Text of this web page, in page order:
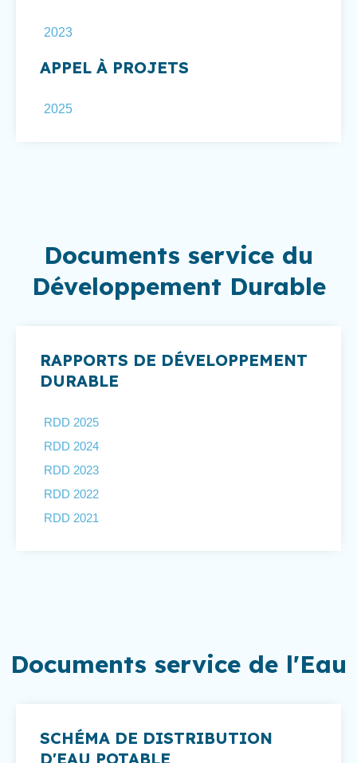
2023
APPEL À PROJETS
2025
Documents service du
Développement Durable
RAPPORTS DE DÉVELOPPEMENT
DURABLE
RDD 2025
RDD 2024
RDD 2023
RDD 2022
RDD 2021
Documents service de l'Eau
SCHÉMA DE DISTRIBUTION
D'EAU POTABLE